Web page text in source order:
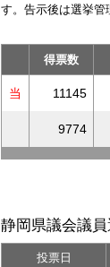
す。告示後は選挙管
得票数
当 11145
9774
静岡県議会議
投票日